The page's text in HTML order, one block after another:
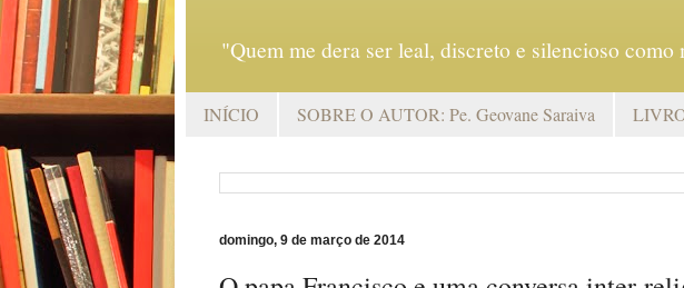
"Quem me dera ser leal, discreto e silencioso
INÍCIO SOBRE O AUTOR: Pe. Geovane Saraiva
domingo, 9 de março de 2014